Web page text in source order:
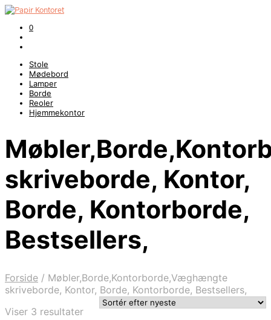
0
Stole
Mødebord
Lamper
Borde
Reoler
Hjemmekontor
skriveborde, Kontor,
Borde, Kontorborde,
Bestsellers,
Forside / Møbler,Borde,Kontorborde,Væghængte
skriveborde, Kontor, Borde, Kontorborde, Bestsellers,
Viser 3 resultaterSorteret